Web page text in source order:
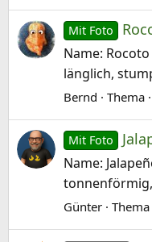
Mit Foto
Name:
länglich,
Bernd Thema
Mit Foto
Name:
tonnenförmig,
Günter Thema